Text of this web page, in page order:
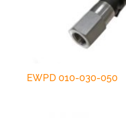
EWPD 010-030-050